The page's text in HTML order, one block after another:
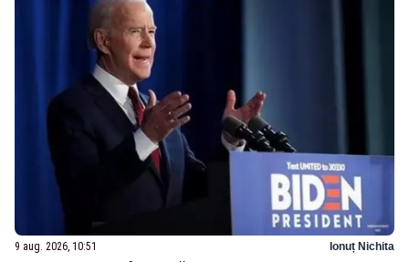
9 aug. 2026, 10:51 Ionuț Nichita